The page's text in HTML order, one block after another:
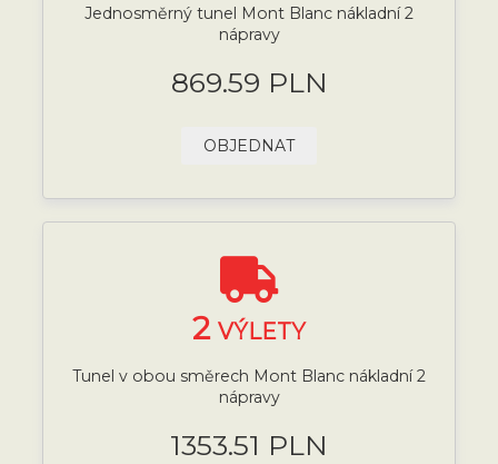
Jednosměrný tunel Mont Blanc nákladní 2
nápravy
869.59 PLN
OBJEDNAT
2 VÝLETY
Tunel v obou směrech Mont Blanc nákladní 2
nápravy
1353.51 PLN